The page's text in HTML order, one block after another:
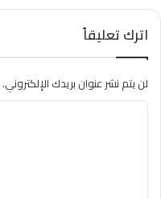
اترك تعليقاً
لن يتم نشر عنوان بريدك الإلكتروني.